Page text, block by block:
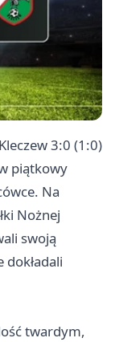
3:0 (1:0)
piątkowy
Na
Nożnej
swoją
twardym,